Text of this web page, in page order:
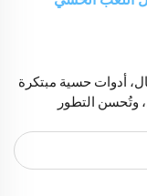
أدوات حسية مبتكرة
وتُحسن التطور
وميزات السلامة في